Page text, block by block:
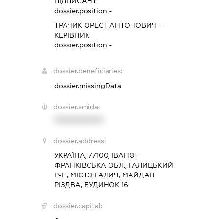
dossier.position -
ТРАЧИК ОРЕСТ АНТОНОВИЧ -
КЕРІВНИК
dossier.position -
dossier.beneficiaries:
dossier.missingData
dossier.smida:
dossier.address:
УКРАЇНА, 77100, ІВАНО-
ФРАНКІВСЬКА ОБЛ., ГАЛИЦЬКИЙ
Р-Н, МІСТО ГАЛИЧ, МАЙДАН
РІЗДВА, БУДИНОК 16
dossier.capital: